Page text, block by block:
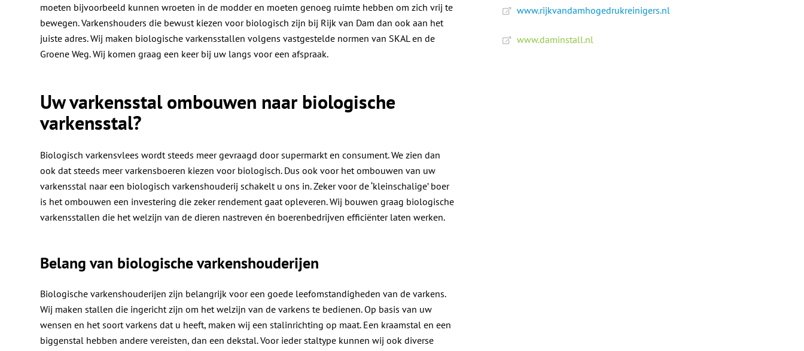
moeten bijvoorbeeld kunnen wroeten in de modder en moeten genoeg ruimte hebben om zich vrij te
bewegen. Varkenshouders die bewust kiezen voor biologisch zijn bij Rijk van Dam dan ook aan het
juiste adres. Wij maken biologische varkensstallen volgens vastgestelde normen van SKAL en de
Groene Weg. Wij komen graag een keer bij uw langs voor een afspraak.
Uw varkensstal ombouwen naar biologische
varkensstal?
Biologisch varkensvlees wordt steeds meer gevraagd door supermarkt en consument. We zien dan
ook dat steeds meer varkensboeren kiezen voor biologisch. Dus ook voor het ombouwen van uw
varkensstal naar een biologisch varkenshouderij schakelt u ons in. Zeker voor de ‘kleinschalige’ boer
is het ombouwen een investering die zeker rendement gaat opleveren. Wij bouwen graag biologische
varkensstallen die het welzijn van de dieren nastreven én boerenbedrijven efficiënter laten werken.
Belang van biologische varkenshouderijen
Biologische varkenshouderijen zijn belangrijk voor een goede leefomstandigheden van de varkens.
Wij maken stallen die ingericht zijn om het welzijn van de varkens te bedienen. Op basis van uw
wensen en het soort varkens dat u heeft, maken wij een stalinrichting op maat. Een kraamstal en een
biggenstal hebben andere vereisten, dan een dekstal. Voor ieder staltype kunnen wij ook diverse
www.rijkvandamhogedrukreinigers.nl
www.daminstall.nl